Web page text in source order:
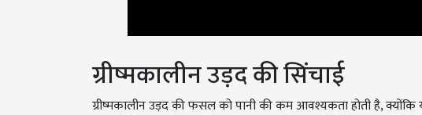
ग्रीष्मकालीन उड़द की सिंचाई
ग्रीष्मकालीन उड़द की फसल को पानी की कम आवश्यकता होती है, क्योंकि
कर लेती है. फिर भी आपको इसकी फसल में फूल आने की अवस्था में सिंचाई